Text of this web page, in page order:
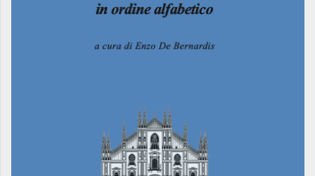
Informativa sulla privacy